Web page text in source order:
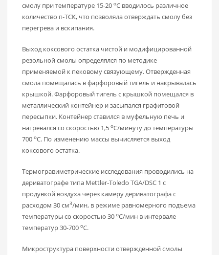
смолу при температуре 15-20 оС вводилось различное
количество п-ТСК, что позволяла отверждать смолу без
перегрева и вскипания.
Выход коксового остатка чистой и модифицированной
резольной смолы определялся по методике
применяемой к пековому связующему. Отвержденная
смола помещалась в фарфоровый тигель и накрывалась
крышкой. Фарфоровый тигель с крышкой помещался в
металлический контейнер и засыпался графитовой
пересыпки. Контейнер ставился в муфельную печь и
нагревался со скоростью 1,5 оС/минуту до температуры
700 оС. По изменению массы вычисляется выход
коксового остатка.
Термогравиметрические исследования проводились на
дериватографе типа Mettler-Toledo TGA/DSC 1 с
продувкой воздуха через камеру дериватографа с
расходом 30 см3/мин, в режиме равномерного подъема
температуры со скоростью 30 оС/мин в интервале
температур 30-700 оС.
Микроструктура поверхности отвержденной смолы